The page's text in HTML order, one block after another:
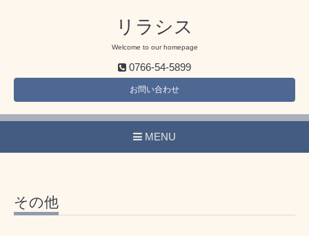
リラシス
Welcome to our homepage
0766-54-5899
お問い合わせ
MENU
その他